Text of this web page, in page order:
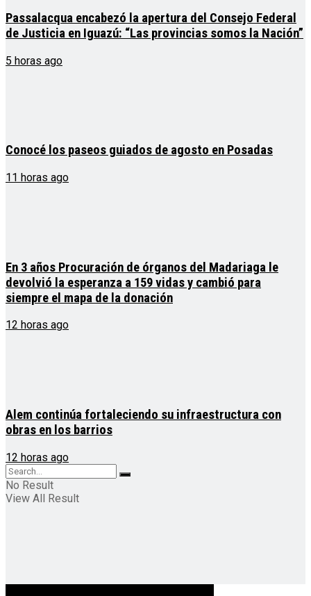
Passalacqua encabezó la apertura del Consejo Federal
de Justicia en Iguazú: “Las provincias somos la Nación”
5 horas ago
Conocé los paseos guiados de agosto en Posadas
11 horas ago
En 3 años Procuración de órganos del Madariaga le
devolvió la esperanza a 159 vidas y cambió para
siempre el mapa de la donación
12 horas ago
Alem continúa fortaleciendo su infraestructura con
obras en los barrios
12 horas ago
No Result
View All Result